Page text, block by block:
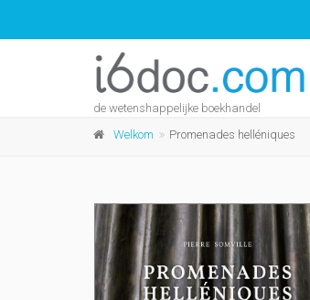
de wetenshappelijke boekhandel
Welkom Promenades helléniques